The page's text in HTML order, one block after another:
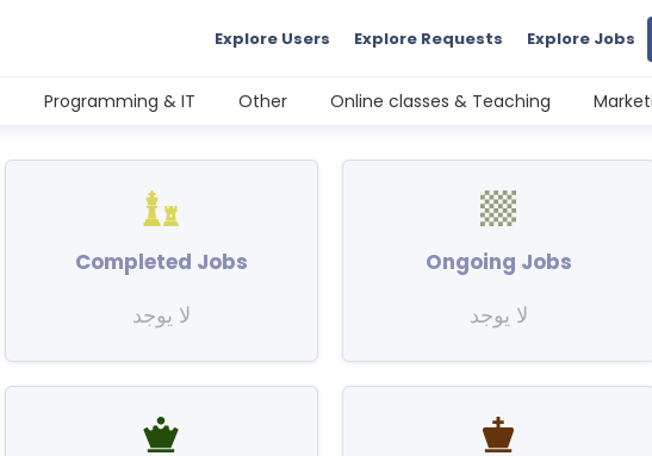
Explore Jobs
Explore Requests
Explore Users
Online classes & Teaching
Other
Programming & IT
Ongoing Jobs
لا يوجد
Completed Jobs
لا يوجد